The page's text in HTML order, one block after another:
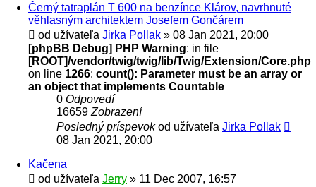
Černý tatraplán T 600 na benzínce Klárov, navrhnuté
věhlasným architektem Josefem Gončárem
od užívateľa Jirka Pollak » 08 Jan 2021, 20:00
[phpBB Debug] PHP Warning: in file
[ROOT]/vendor/twig/twig/lib/Twig/Extension/Core.php
on line 1266: count(): Parameter must be an array or
an object that implements Countable
0 Odpovedí
16659 Zobrazení
Posledný príspevokod užívateľa Jirka Pollak
08 Jan 2021, 20:00
Kačena
od užívateľa Jerry » 11 Dec 2007, 16:57